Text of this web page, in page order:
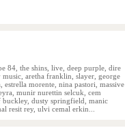
84, the shins, live, deep purple, dire
aretha franklin, slayer, george
morente, nina pastori, massive
munir nurettin selcuk, cem
buckley, dusty springfield, manic
resit rey, ulvi cemal erkin...